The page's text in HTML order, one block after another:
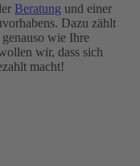
Beratung und einer
Dazu zählt
wie Ihre
wir, dass sich
macht!